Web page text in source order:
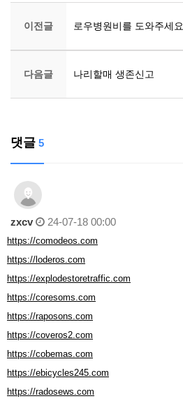
이전글 로우병원비를 도와주세요
다음글 나리할매 생존신고
댓글 5
zxcv 24-07-18 00:00
https://comodeos.com
https://loderos.com
https://explodestoretraffic.com
https://coresoms.com
https://raposons.com
https://coveros2.com
https://cobemas.com
https://ebicycles245.com
https://radosews.com